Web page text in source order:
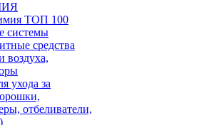
ТОП 100
системы
средства
воздуха,
ухода за
отбеливатели,